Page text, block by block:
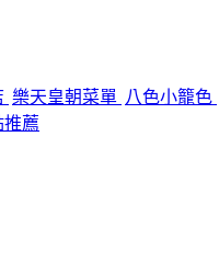
樂天皇朝菜單 八色小籠色
推薦